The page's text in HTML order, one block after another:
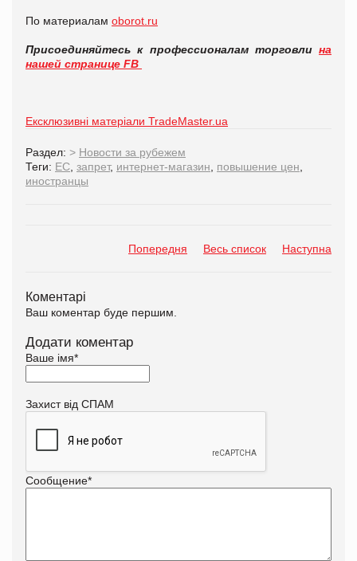
По материалам oborot.ru
Присоединяйтесь к профессионалам торговли на
нашей странице FB
Ексклюзивні матеріали TradeMaster.ua
Раздел: > Новости за рубежем
Теги: ЕС, запрет, интернет-магазин, повышение цен,
иностранцы
Попередня Весь список Наступна
Коментарі
Ваш коментар буде першим.
Додати коментар
Ваше імя*
Захист від СПАМ
Сообщение*